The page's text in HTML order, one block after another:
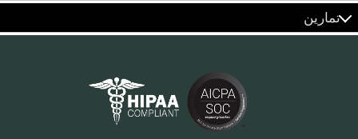
تمارين